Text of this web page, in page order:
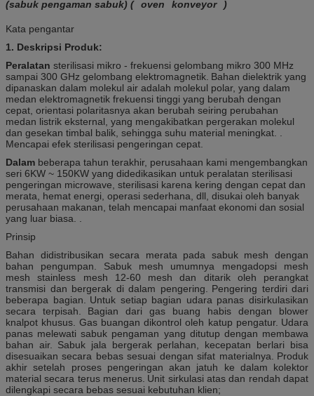
(sabuk pengaman sabuk) ( oven konveyor )
Kata pengantar
1. Deskripsi Produk:
Peralatan sterilisasi mikro - frekuensi gelombang mikro 300 MHz
sampai 300 GHz gelombang elektromagnetik. Bahan dielektrik yang
dipanaskan dalam molekul air adalah molekul polar, yang dalam
medan elektromagnetik frekuensi tinggi yang berubah dengan
cepat, orientasi polaritasnya akan berubah seiring perubahan
medan listrik eksternal, yang mengakibatkan pergerakan molekul
dan gesekan timbal balik, sehingga suhu material meningkat. .
Mencapai efek sterilisasi pengeringan cepat.
Dalam beberapa tahun terakhir, perusahaan kami mengembangkan
seri 6KW ~ 150KW yang didedikasikan untuk peralatan sterilisasi
pengeringan microwave, sterilisasi karena kering dengan cepat dan
merata, hemat energi, operasi sederhana, dll, disukai oleh banyak
perusahaan makanan, telah mencapai manfaat ekonomi dan sosial
yang luar biasa. .
Prinsip
Bahan didistribusikan secara merata pada sabuk mesh dengan
bahan pengumpan.
Sabuk mesh umumnya mengadopsi mesh
mesh stainless mesh 12-60 mesh dan ditarik oleh perangkat
transmisi dan bergerak di dalam pengering.
Pengering terdiri dari
beberapa bagian.
Untuk setiap bagian udara panas disirkulasikan
secara terpisah.
Bagian dari gas buang habis dengan blower
knalpot khusus. Gas buangan dikontrol oleh katup pengatur. Udara
panas melewati sabuk pengaman yang ditutup dengan membawa
bahan air.
Sabuk jala bergerak perlahan, kecepatan berlari bisa
disesuaikan secara bebas sesuai dengan sifat materialnya.
Produk
akhir setelah proses pengeringan akan jatuh ke dalam kolektor
material secara terus menerus. Unit sirkulasi atas dan rendah dapat
dilengkapi secara bebas sesuai kebutuhan klien;